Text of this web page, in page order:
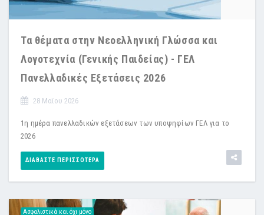
Τα θέματα στην Νεοελληνική Γλώσσα και
Λογοτεχνία (Γενικής Παιδείας) - ΓΕΛ
Πανελλαδικές Εξετάσεις 2026
28 Μαϊου 2026
1η ημέρα πανελλαδικών εξετάσεων των υποψηφίων ΓΕΛ για το
2026
ΔΙΑΒΆΣΤΕ ΠΕΡΙΣΣΌΤΕΡΑ
Ασφαλιστικά και όχι μόνο